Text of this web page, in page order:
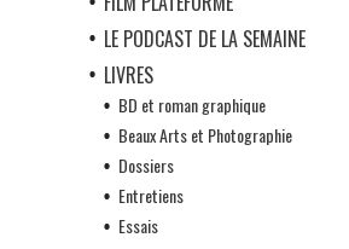
LE PODCAST DE LA SEMAINE
LIVRES
BD et roman graphique
Beaux Arts et Photographie
Dossiers
Entretiens
Essais